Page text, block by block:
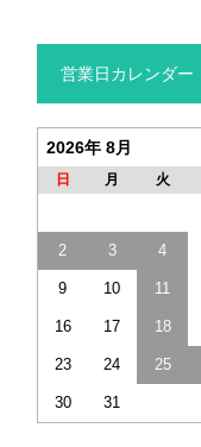
営業日カレンダー
2026年 8月
日 月 火
2 3 4
9 10 11
16 17 18
23 24 25
30 31